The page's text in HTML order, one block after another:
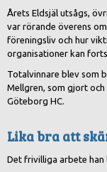
Årets Eldsjäl utsågs,
var rörande överens
föreningsliv och hur
organisationer kan
Totalvinnare blev som
Mellgren, som gjort
Göteborg HC.
Lika bra att
Det frivilliga arbete han